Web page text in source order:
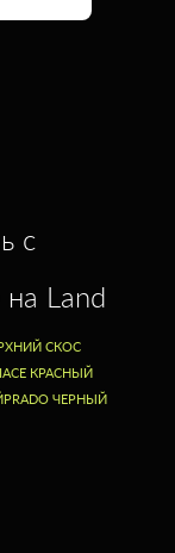
с
Land
СКОС
КРАСНЫЙ
PRADO ЧЕРНЫЙ